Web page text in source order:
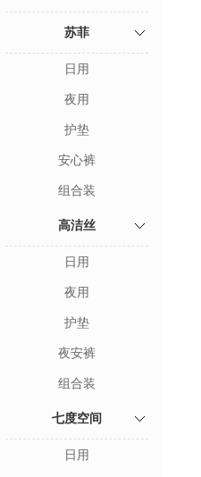
专区
苏菲
日用
夜用
护垫
安心裤
组合装
高洁丝
日用
夜用
护垫
夜安裤
组合装
七度空间
日用